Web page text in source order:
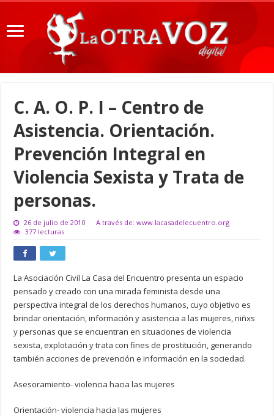
C. A. O. P. I – Centro de
Asistencia. Orientación.
Prevención Integral en
Violencia Sexista y Trata de
personas.
26 de julio de 2010
A través de: www.lacasadelecuentro.org
377 lecturas
La Asociación Civil La Casa del Encuentro presenta un espacio
pensado y creado con una mirada feminista desde una
perspectiva integral de los derechos humanos, cuyo objetivo es
brindar orientación, información y asistencia a las mujeres, niñxs
y personas que se encuentran en situaciones de violencia
sexista, explotación y trata con fines de prostitución, generando
también acciones de prevención e información en la sociedad.
Asesoramiento- violencia hacia las mujeres
Orientación- violencia hacia las mujeres